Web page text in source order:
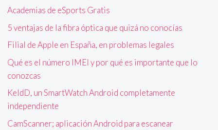
Academias de eSports Gratis
5 ventajas de la fibra óptica que quizá no conocías
Filial de Apple en España, en problemas legales
Qué es el número IMEI y por qué es importante que lo
conozcas
KeldD, un SmartWatch Android completamente
independiente
CamScanner; aplicación Android para escanear